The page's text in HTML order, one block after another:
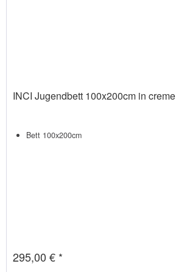
INCI Jugendbett 100x200cm in creme
Bett 100x200cm
295,00 € *